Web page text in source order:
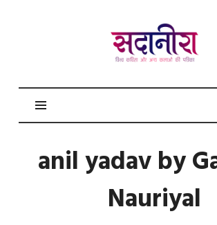
सदानीरा
anil yadav by
Nauriyal